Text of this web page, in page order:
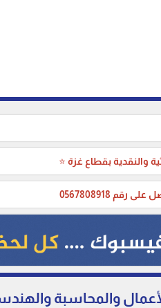
والنقدية بقطاع غزة ⭐
0567808918